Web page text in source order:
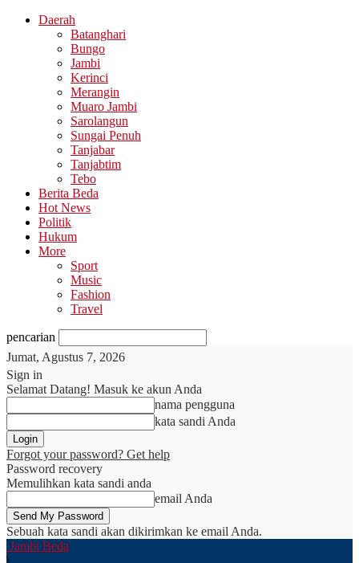
Daerah
Batanghari
Bungo
Jambi
Kerinci
Merangin
Muaro Jambi
Sarolangun
Sungai Penuh
Tanjabar
Tanjabtim
Tebo
Berita Beda
Hot News
Politik
Hukum
More
Sport
Music
Fashion
Travel
pencarian
Jumat, Agustus 7, 2026
Sign in
Selamat Datang! Masuk ke akun Anda
nama pengguna
kata sandi Anda
Forgot your password? Get help
Password recovery
Memulihkan kata sandi anda
email Anda
Sebuah kata sandi akan dikirimkan ke email Anda.
Jambi Beda
\